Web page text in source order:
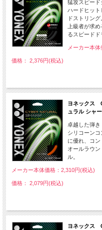
猛攻スピード
ハードヒット
ドストリング
上級者が求
るスピードド
メーカー本
価格： 2,376円(税込)
ヨネックス
ュラル シャ
卓越した弾き
シリコーン
に優れ、コン
オールラウ
ル。
メーカー本体価格：2,310円(税込)
価格： 2,079円(税込)
ヨネックス